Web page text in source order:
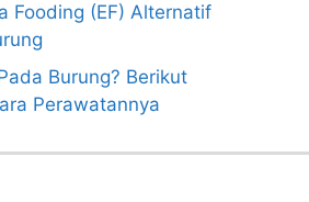
Fooding (EF) Alternatif
Burung? Berikut
Perawatannya